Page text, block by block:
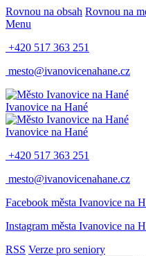
Rovnou na obsah Rovnou na
Menu
+420 517 363 251
mesto@ivanovicenahane.cz
Ivanovice na Hané
Ivanovice na Hané
+420 517 363 251
mesto@ivanovicenahane.cz
Facebook města Ivanovice na
Instagram města Ivanovice na
RSS Verze pro seniory